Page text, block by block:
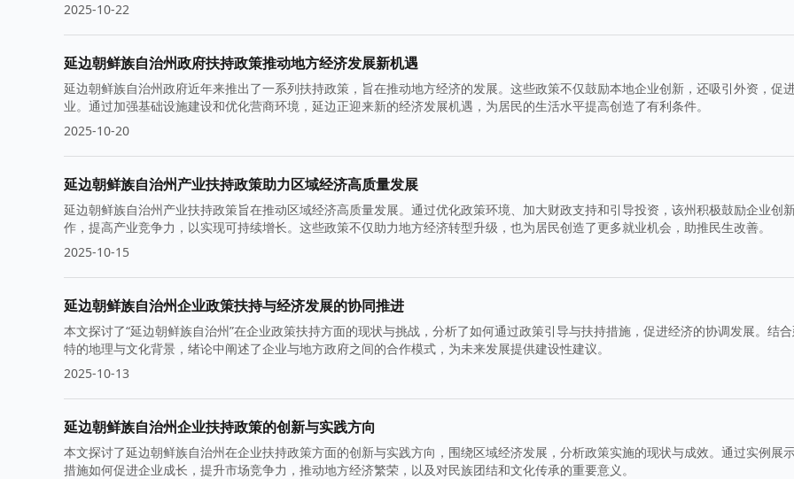
2025-10-22
延边朝鲜族自治州政府扶持政策推动地方经济发展新机遇
延边朝鲜族自治州政府近年来推出了一系列扶持政策，旨在推动地方经济的发展。这些政策不仅鼓励本地企业创新，还吸引外资，促
业。通过加强基础设施建设和优化营商环境，延边正迎来新的经济发展机遇，为居民的生活水平提高创造了有利条件。
2025-10-20
延边朝鲜族自治州产业扶持政策助力区域经济高质量发展
延边朝鲜族自治州产业扶持政策旨在推动区域经济高质量发展。通过优化政策环境、加大财政支持和引导投资，该州积极鼓励企业创
作，提高产业竞争力，以实现可持续增长。这些政策不仅助力地方经济转型升级，也为居民创造了更多就业机会，助推民生改善。
2025-10-15
延边朝鲜族自治州企业政策扶持与经济发展的协同推进
本文探讨了“延边朝鲜族自治州”在企业政策扶持方面的现状与挑战，分析了如何通过政策引导与扶持措施，促进经济的协调发展。结
特的地理与文化背景，绪论中阐述了企业与地方政府之间的合作模式，为未来发展提供建设性建议。
2025-10-13
延边朝鲜族自治州企业扶持政策的创新与实践方向
本文探讨了延边朝鲜族自治州在企业扶持政策方面的创新与实践方向，围绕区域经济发展，分析政策实施的现状与成效。通过实例展
措施如何促进企业成长，提升市场竞争力，推动地方经济繁荣，以及对民族团结和文化传承的重要意义。